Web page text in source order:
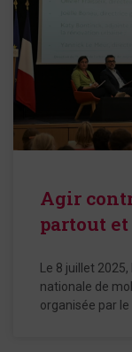
Agir
partout
Le 8 juillet
nationale de
organisée par